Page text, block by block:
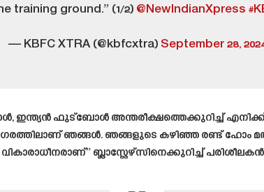
training ground.” (1/2) @NewIndianXpress
— KBFC XTRA (@kbfcxtra) September 28,
ഫുട്ബോൾ അന്തരീക്ഷത്തെക്കുറിച്ച് എനിക്ക്
ഞങ്ങൾ. ഞങ്ങളുടെ കഴിഞ്ഞ രണ്ട് ഹോം
ബ്ലാസ്റ്റേഴ്സിനെക്കുറിച്ച്